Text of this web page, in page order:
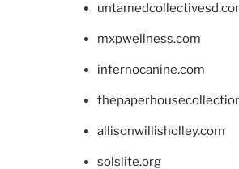
mxpwellness.com
infernocanine.com
allisonwillisholley.com
solslite.org